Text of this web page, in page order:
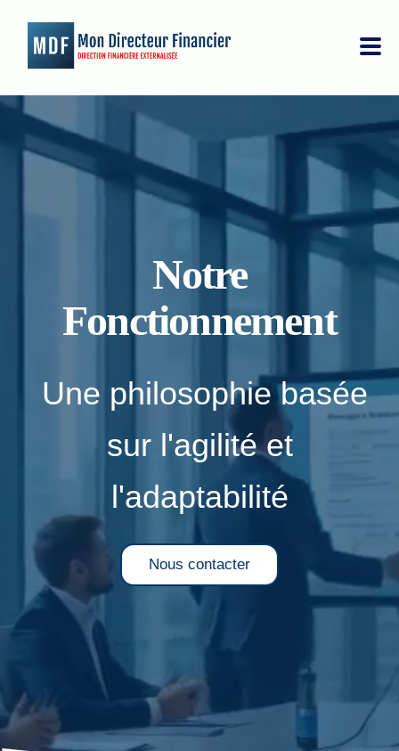
A propos
Notre offre
Notre
Fonctionnement
Une philosophie basée
sur l'agilité et
l'adaptabilité
Nous contacter